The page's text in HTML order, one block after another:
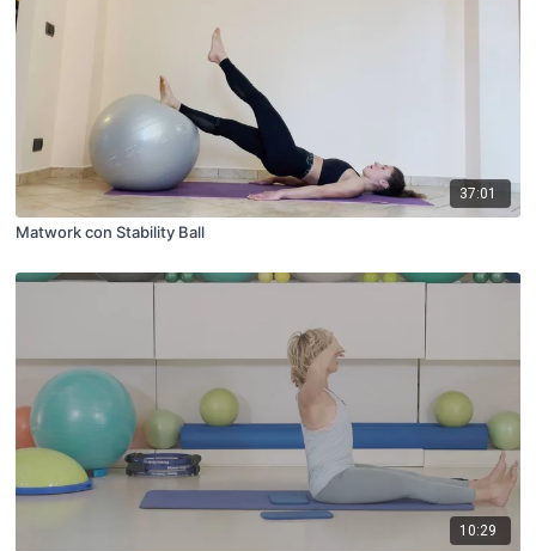
37:01
Matwork con Stability Ball
10:29